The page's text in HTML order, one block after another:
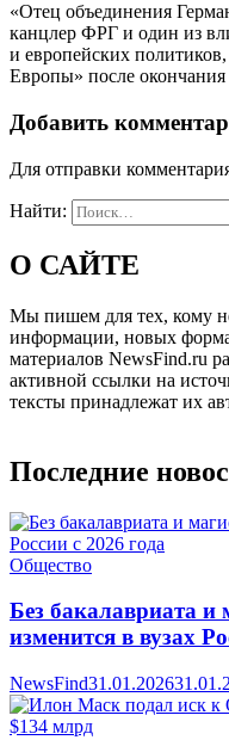
«Отец объединения
канцлер ФРГ и один из
и европейских
Европы» после
Добавить
Для отправки
Найти:
О САЙТЕ
Мы пишем для тех, кому
информации, новых
материалов NewsFind.ru
активной ссылки на
тексты принадлежат их
Последние
Общество
Без бакалавриата и
изменится в вузах
NewsFind31.01.2026